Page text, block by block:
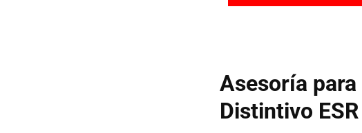
Asesoría para
Distintivo ESR